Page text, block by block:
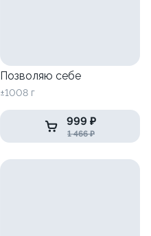
Позволяю себе
±1008 г
999 ₽
1 466 ₽